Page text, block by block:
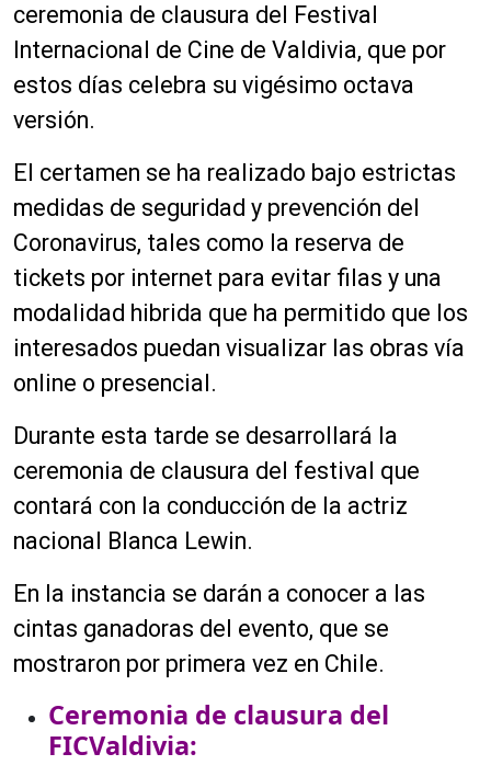
ceremonia de clausura del Festival
Internacional de Cine de Valdivia, que por
estos días celebra su vigésimo octava
versión.
El certamen se ha realizado bajo estrictas
medidas de seguridad y prevención del
Coronavirus, tales como la reserva de
tickets por internet para evitar filas y una
modalidad hibrida que ha permitido que los
interesados puedan visualizar las obras vía
online o presencial.
Durante esta tarde se desarrollará la
ceremonia de clausura del festival que
contará con la conducción de la actriz
nacional Blanca Lewin.
En la instancia se darán a conocer a las
cintas ganadoras del evento, que se
mostraron por primera vez en Chile.
Ceremonia de clausura del
FICValdivia: